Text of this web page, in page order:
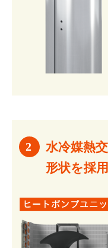
水冷媒熱
形状を採用